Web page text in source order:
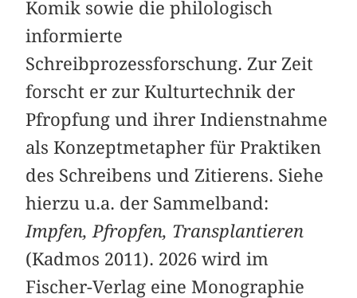
Komik sowie die philologisch
informierte
Schreibprozessforschung. Zur Zeit
forscht er zur Kulturtechnik der
Pfropfung und ihrer Indienstnahme
als Konzeptmetapher für Praktiken
des Schreibens und Zitierens. Siehe
hierzu u.a. der Sammelband:
Impfen, Pfropfen, Transplantieren
(Kadmos 2011). 2026 wird im
Fischer-Verlag eine Monographie